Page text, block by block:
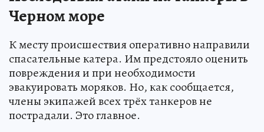
Черном море
К месту происшествия оперативно направили
спасательные катера. Им предстояло оценить
повреждения и при необходимости
эвакуировать моряков. Но, как сообщается,
члены экипажей всех трёх танкеров не
пострадали. Это главное.